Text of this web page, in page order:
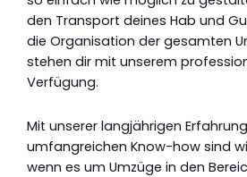
den Transport deines Hab und
die Organisation der gesamten
stehen dir mit unserem
Verfügung.
Mit unserer langjährigen
umfangreichen Know-how sind
wenn es um Umzüge in den